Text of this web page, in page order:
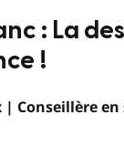
: La
!
Conseillère